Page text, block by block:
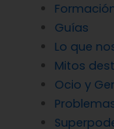
Guías
Lo que
Mitos
Ocio y